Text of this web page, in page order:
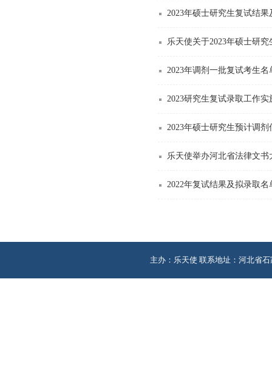
2023年硕士研究生复试结
乐天使关于2023年硕士研
2023年调剂一批复试考生名
2023研究生复试录取工作实
2023年硕士研究生预计调剂
乐天使举办河北省法律文书
2022年复试结果及拟录取名
主办：乐天使 联系地址：河北省